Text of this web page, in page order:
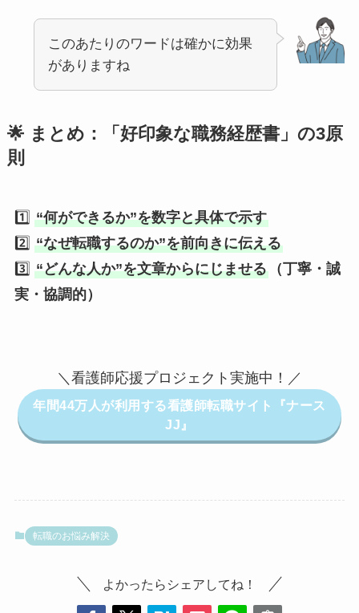
このあたりのワードは確かに効果
がありますね
🌟 まとめ：「好印象な職務経歴書」の3原
則
1️⃣ “何ができるか”を数字と具体で示す
2️⃣ “なぜ転職するのか”を前向きに伝える
3️⃣ “どんな人か”を文章からにじませる（丁寧・誠
実・協調的）
＼看護師応援プロジェクト実施中！／
年間44万人が利用する看護師転職サイト『ナース
JJ』
転職のお悩み解決
よかったらシェアしてね！